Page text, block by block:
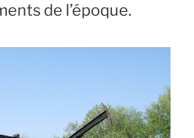
de l’époque.